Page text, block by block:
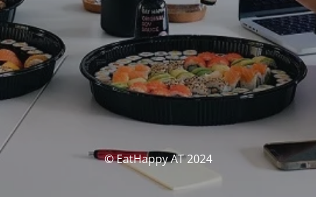
© EatHappy AT 2024